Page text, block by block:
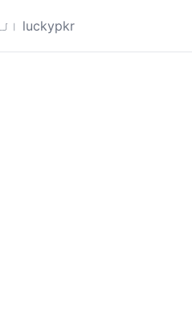
الموقع luckypkr